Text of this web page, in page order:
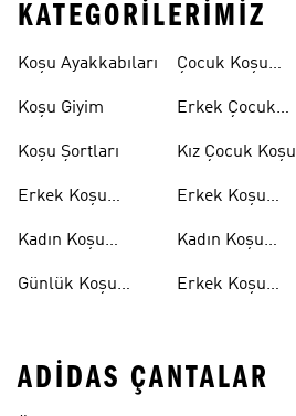
KATEGORILERIMIZ
Koşu Ayakkabıları
Koşu Giyim
Koşu Şortları
Erkek Koşu
Kadın Koşu
Günlük Koşu
Çocuk Koşu
Erkek Çocuk
Kız Çocuk Koşu
Erkek Koşu
Kadın Koşu
Erkek Koşu
ADIDAS ÇANTALAR